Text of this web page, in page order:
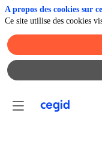
A propos des cookies sur
Ce site utilise des cookies